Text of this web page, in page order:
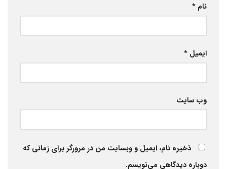
نام *
ایمیل *
وب‌ سایت
ذخیره نام، ایمیل و وبسایت من در مرورگر برای زمانی که
دوباره دیدگاهی می‌نویسم.